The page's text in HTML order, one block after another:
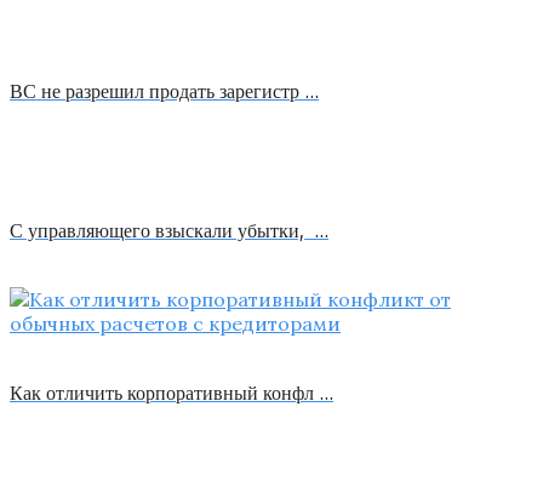
ВС не разрешил продать зарегистр …
С управляющего взыскали убытки, …
Как отличить корпоративный конфл …